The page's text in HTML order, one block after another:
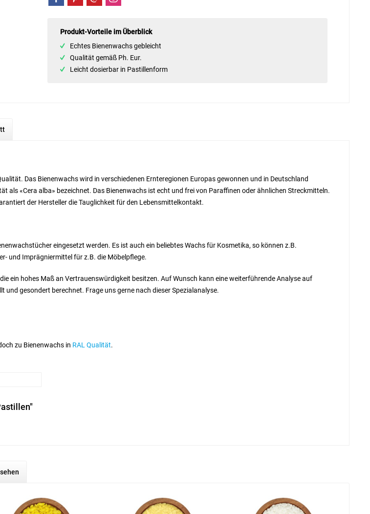
Produkt-Vorteile im Überblick
Echtes Bienenwachs gebleicht
Qualität gemäß Ph. Eur.
Leicht dosierbar in Pastillenform
Das Bienenwachs wird in verschiedenen Ernteregionen Europas gewonnen und in Deutschland
als «Cera alba» bezeichnet. Das Bienenwachs ist echt und frei von Paraffinen oder ähnlichen Streckmitteln.
der Hersteller die Tauglichkeit für den Lebensmittelkontakt.
eingesetzt werden. Es ist auch ein beliebtes Wachs für Kosmetika, so können z.B.
und Imprägniermittel für z.B. die Möbelpflege.
ein hohes Maß an Vertrauenswürdigkeit besitzen. Auf Wunsch kann eine weiterführende Analyse auf
gesondert berechnet. Frage uns gerne nach dieser Spezialanalyse.
zu Bienenwachs in RAL Qualität.